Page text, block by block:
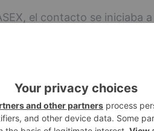
el contacto se iniciaba a
utilizaban perfiles de
generar un entorno de
íntimo, buscando
iniciaban la fase de